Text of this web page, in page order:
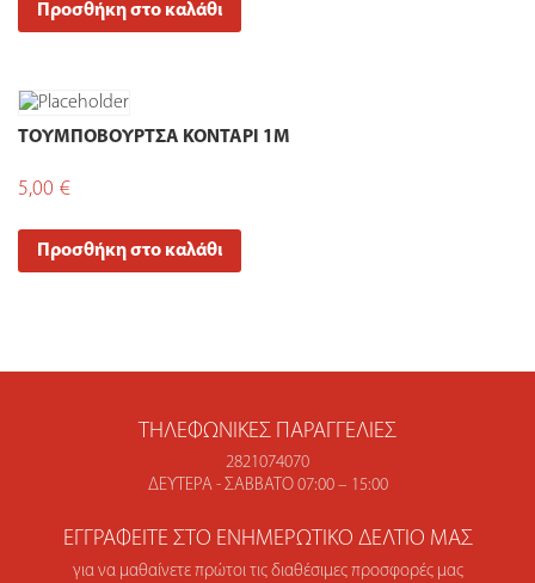
Προσθήκη στο καλάθι
ΤΟΥΜΠΟΒΟΥΡΤΣΑ ΚΟΝΤΑΡΙ 1Μ
5,00 €
Προσθήκη στο καλάθι
ΤΗΛΕΦΩΝΙΚΈΣ ΠΑΡΑΓΓΕΛΊΕΣ
2821074070
ΔΕΥΤΈΡΑ - ΣΆΒΒΑΤΟ 07:00 – 15:00
ΕΓΓΡΑΦΕΊΤΕ ΣΤΟ ΕΝΗΜΕΡΩΤΙΚΌ ΔΕΛΤΊΟ ΜΑΣ
για να μαθαίνετε πρώτοι τις διαθέσιμες προσφορές μας